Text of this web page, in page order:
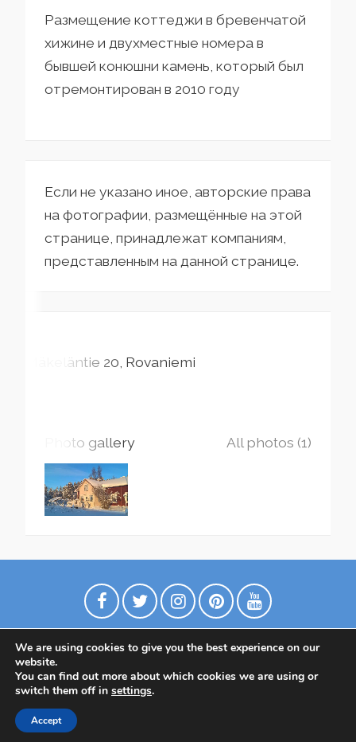
Размещение коттеджи в бревенчатой ​​
хижине и двухместные номера в
бывшей конюшни камень, который был
отремонтирован в 2010 году
Если не указано иное, авторские права
на фотографии, размещённые на этой
странице, принадлежат компаниям,
представленным на данной странице.
Mäkeläntie 20 Rovaniemi
Photo gallery All photos (1)
Политика конфиденциальности
We are using cookies to give you the best experience on our
website.
You can find out more about which cookies we are using or
switch them off in settings.
Accept